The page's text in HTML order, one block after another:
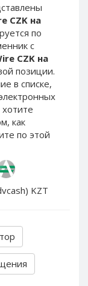
CZK на
по
с
CZK на
позиции.
в списке,
как
по этой
KZT
ЮMoney RUB
ЮMoney KZT
USD
EUR
GBP
CAD
AUD
RUB
DKK
HKD
NZD
NOK
PLN